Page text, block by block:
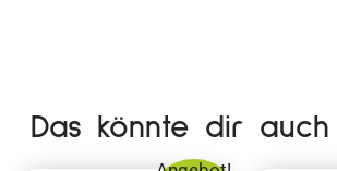
Das könnte dir